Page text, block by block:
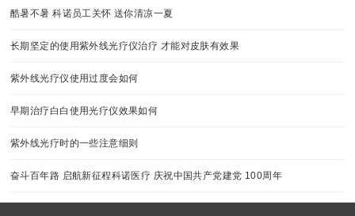
酷暑不暑 科诺员工关怀 送你清凉一夏
长期坚定的使用紫外线光疗仪治疗 才能对皮肤有效果
紫外线光疗仪使用过度会如何
早期治疗白白使用光疗仪效果如何
紫外线光疗时的一些注意细则
奋斗百年路 启航新征程科诺医疗 庆祝中国共产党建党 100周年